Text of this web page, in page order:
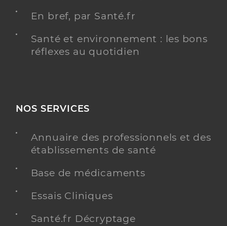
En bref, par Santé.fr
Santé et environnement : les bons
réflexes au quotidien
NOS SERVICES
Annuaire des professionnels et des
établissements de santé
Base de médicaments
Essais Cliniques
Santé.fr Décryptage